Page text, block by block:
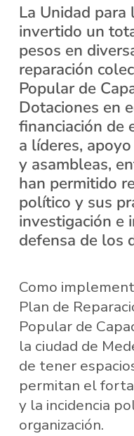
La Unidad para
invertido un
pesos en
reparación
Popular de
Dotaciones en
financiación de
a líderes,
y asambleas,
han permitido
político y sus
investigación e
defensa de los
Como
Plan de
Popular de
la ciudad de
de tener
permitan el
y la incidencia
organización.